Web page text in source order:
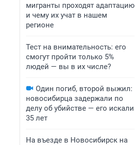
мигранты проходят адаптацию
и чему их учат в нашем
регионе
Тест на внимательность: его
смогут пройти только 5%
людей — вы в их числе?
Один погиб, второй выжил:
новосибирца задержали по
делу об убийстве — его искали
35 лет
На въезде в Новосибирск на